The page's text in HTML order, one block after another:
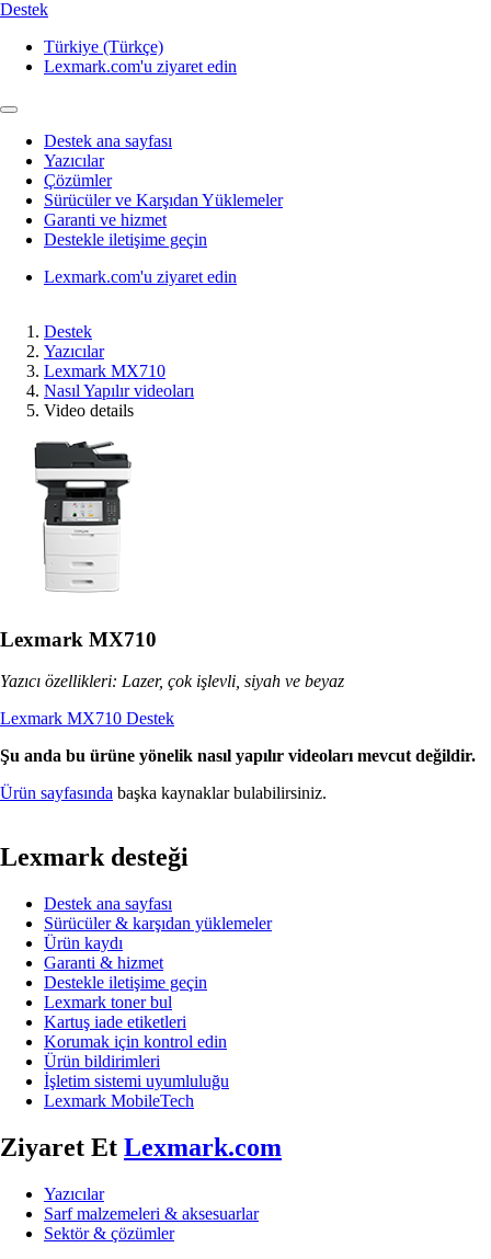
Destek
Türkiye (Türkçe)
Lexmark.com'u ziyaret edin
Destek ana sayfası
Yazıcılar
Çözümler
Sürücüler ve Karşıdan Yüklemeler
Garanti ve hizmet
Destekle iletişime geçin
Lexmark.com'u ziyaret edin
Destek
Yazıcılar
Lexmark MX710
Nasıl Yapılır videoları
Video details
Lexmark MX710
Yazıcı özellikleri: Lazer, çok işlevli, siyah ve beyaz
Lexmark MX710 Destek
Şu anda bu ürüne yönelik nasıl yapılır videoları mevcut değildir.
Ürün sayfasında başka kaynaklar bulabilirsiniz.
Lexmark desteği
Destek ana sayfası
Sürücüler & karşıdan yüklemeler
Ürün kaydı
Garanti & hizmet
Destekle iletişime geçin
Lexmark toner bul
Kartuş iade etiketleri
Korumak için kontrol edin
Ürün bildirimleri
İşletim sistemi uyumluluğu
Lexmark MobileTech
Ziyaret Et Lexmark.com
Yazıcılar
Sarf malzemeleri & aksesuarlar
Sektör & çözümler